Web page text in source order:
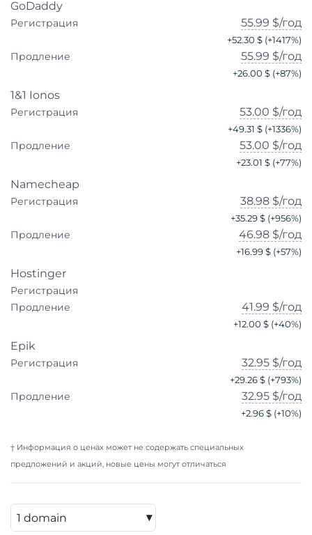
GoDaddy
Регистрация 55.99 $/год
+52.30 $ (+1417%)
Продление 55.99 $/год
+26.00 $ (+87%)
1&1 Ionos
Регистрация 53.00 $/год
+49.31 $ (+1336%)
Продление 53.00 $/год
+23.01 $ (+77%)
Namecheap
Регистрация 38.98 $/год
+35.29 $ (+956%)
Продление 46.98 $/год
+16.99 $ (+57%)
Hostinger
Регистрация
Продление
41.99 $/год
+12.00 $ (+40%)
Epik
Регистрация 32.95 $/год
+29.26 $ (+793%)
Продление 32.95 $/год
+2.96 $ (+10%)
† Информация о ценах может не содержать специальных
предложений и акций, новые цены могут отличаться
▾